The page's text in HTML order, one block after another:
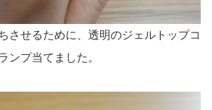
させるために、透明のジェルトップコ
ンプ当てました。